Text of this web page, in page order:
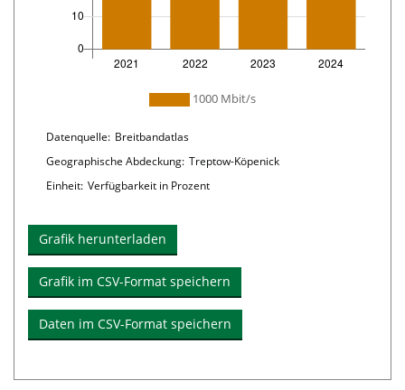
Diagramm
Linien
1000 Mbit/s
Chart
details
Datenquelle: Breitbandatlas
Geographische Abdeckung: Treptow-Köpenick
Einheit: Verfügbarkeit in Prozent
Grafik herunterladen
Grafik im CSV-Format speichern
Daten im CSV-Format speichern